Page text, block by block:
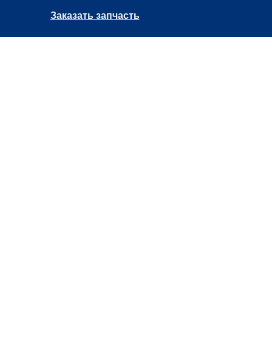
Заказать запчасть